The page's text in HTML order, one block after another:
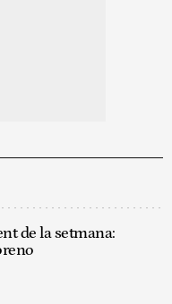
de la setmana: